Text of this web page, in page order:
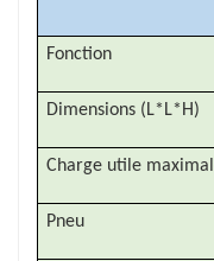
Fonction
Dimensions (L*L*H)
Charge utile
Pneu